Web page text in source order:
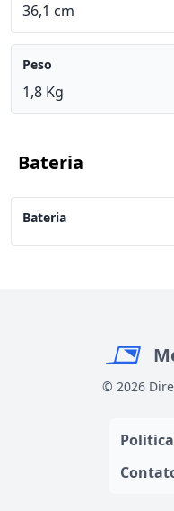
36,1 cm
Peso
1,8 Kg
Bateria
Bateria
© 2026